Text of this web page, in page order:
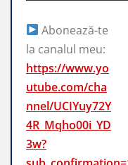
Abonează-te
la canalul meu:
https://www.yo
utube.com/cha
nnel/UCIYuy72Y
4R_Mqho00i_YD
3w?